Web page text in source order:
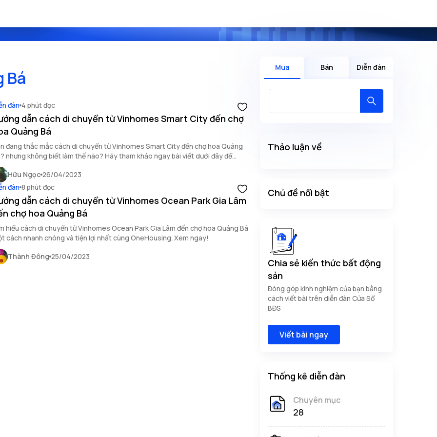
Bá
đàn 4 phút đọc
dẫn cách di chuyển từ Vinhomes Smart City đến chợ
Quảng Bá
đang thắc mắc cách di chuyển từ Vinhomes Smart City đến chợ hoa Quảng
nhưng không biết làm thế nào? Hãy tham khảo ngay bài viết dưới đây để
được lời giải đáp ngắn gọn nhất.
Hữu Ngọc 26/04/2023
đàn 8 phút đọc
dẫn cách di chuyển từ Vinhomes Ocean Park Gia Lâm
chợ hoa Quảng Bá
hiểu cách di chuyển từ Vinhomes Ocean Park Gia Lâm đến chợ hoa Quảng Bá
cách nhanh chóng và tiện lợi nhất cùng OneHousing. Xem ngay!
Thành Đông 25/04/2023
Mua Bán Diễn đàn
Thảo luận về
Chủ đề nổi bật
Chia sẻ kiến thức bất động
sản
Đóng góp kinh nghiệm của bạn bằng
cách viết bài trên diễn đàn Cửa Sổ
BĐS
Viết bài ngay
Thống kê diễn đàn
Chuyên mục
28